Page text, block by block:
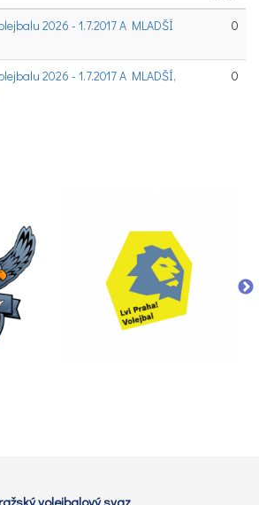
2026 - 1.7.2017 A MLADŠÍ
0
2026 - 1.7.2017 A MLADŠÍ,
0